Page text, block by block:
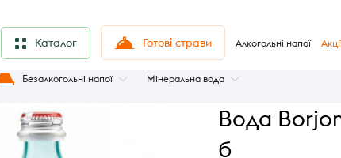
Каталог Готові страви Алкогольні напої
Безалкогольні напої Мінеральна вода
Вода
б